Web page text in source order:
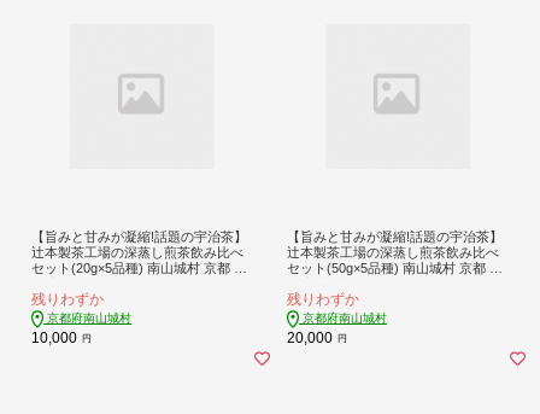
【旨みと甘みが凝縮!話題の宇治茶】
辻本製茶工場の深蒸し煎茶飲み比べ
セット(20g×5品種) 南山城村 京都 宇
残りわずか
京都府南山城村
10,000 円
【旨みと甘みが凝縮!話題の宇治茶】
辻本製茶工場の深蒸し煎茶飲み比べ
セット(50g×5品種) 南山城村 京都 宇
残りわずか
京都府南山城村
20,000 円